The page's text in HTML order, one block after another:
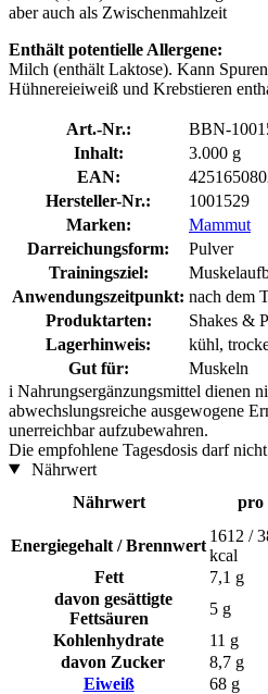
aber auch als Zwischenmahlzeit
Enthält potentielle Allergene:
Milch (enthält Laktose). Kann
Hühnereieiweiß und Krebstieren
Art.-Nr.:
BBN-
Inhalt:
3.000 g
EAN:
Hersteller-Nr.:
1001529
Marken:
Mammut
Darreichungsform:
Pulver
Trainingsziel:
Anwendungszeitpunkt: nach dem
Produktarten:
Shakes &
Lagerhinweis:
kühl,
Gut für:
Muskeln
i Nahrungsergänzungsmittel dienen
abwechslungsreiche ausgewogene
unerreichbar aufzubewahren.
Die empfohlene Tagesdosis darf
Nährwert
Nährwert
pro
Energiegehalt / Brennwert
1612 /
kcal
Fett
7,1 g
davon gesättigte
Fettsäuren
5 g
Kohlenhydrate
11 g
davon Zucker
8,7 g
Eiweiß
68 g